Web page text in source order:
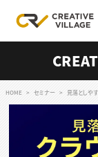
ログイン
RECRUIT
HOME セミナー 見落としや